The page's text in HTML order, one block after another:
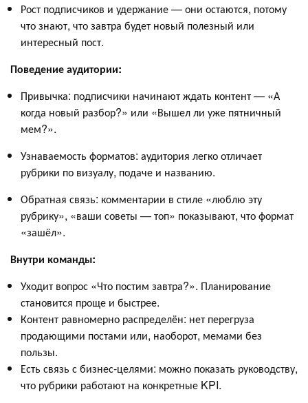
Рост подписчиков и удержание — они остаются, потому
что знают, что завтра будет новый полезный или
интересный пост.
Поведение аудитории:
Привычка: подписчики начинают ждать контент — «А
когда новый разбор?» или «Вышел ли уже пятничный
мем?».
Узнаваемость форматов: аудитория легко отличает
рубрики по визуалу, подаче и названию.
Обратная связь: комментарии в стиле «люблю эту
рубрику», «ваши советы — топ» показывают, что формат
«зашёл».
Внутри команды:
Уходит вопрос «Что постим завтра?». Планирование
становится проще и быстрее.
Контент равномерно распределён: нет перегруза
продающими постами или, наоборот, мемами без
пользы.
Есть связь с бизнес-целями: можно показать руководству,
что рубрики работают на конкретные KPI.